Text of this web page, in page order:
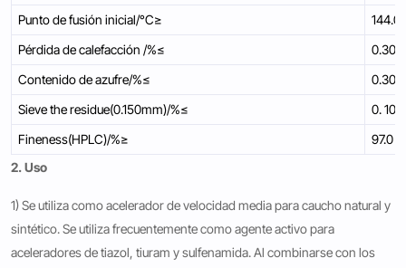
Punto de fusión inicial/°C≥
144.0
Pérdida de calefacción /%≤
0.30
Contenido de azufre/%≤
0.30
Sieve the residue(0.150mm)/%≤
0. 10
Fineness(HPLC)/%≥
97.0
2. Uso
1) Se utiliza como acelerador de velocidad media para caucho natural y
sintético. Se utiliza frecuentemente como agente activo para
aceleradores de tiazol, tiuram y sulfenamida. Al combinarse con los